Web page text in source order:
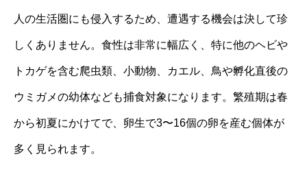
人の生活圏にも侵入するため、遭遇する機会は決して珍
しくありません。食性は非常に幅広く、特に他のヘビや
トカゲを含む爬虫類、小動物、カエル、鳥や孵化直後の
ウミガメの幼体なども捕食対象になります。繁殖期は春
から初夏にかけてで、卵生で3〜16個の卵を産む個体が
多く見られます。